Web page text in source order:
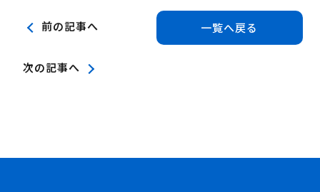
前の記事へ
次の記事へ
一覧へ戻る